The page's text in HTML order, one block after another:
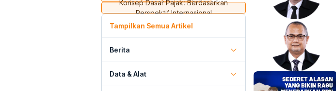
Konsep Dasar Pajak: Berdasarkan
Perspektif Internasional
Tampilkan Semua Artikel
Berita
Data & Alat